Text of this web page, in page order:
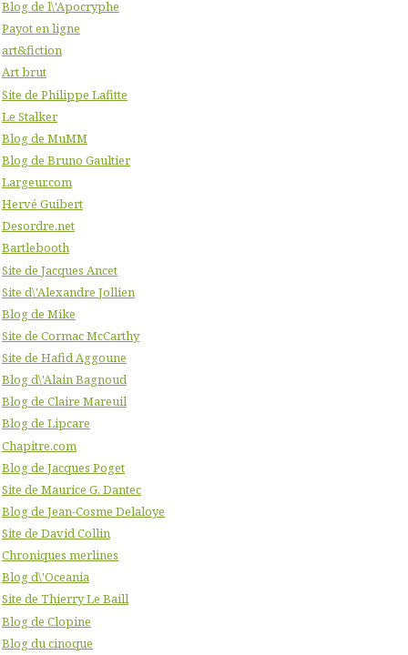
Blog de l\'Apocryphe
Payot en ligne
art&fiction
Art brut
Site de Philippe Lafitte
Le Stalker
Blog de MuMM
Blog de Bruno Gaultier
Largeur.com
Hervé Guibert
Desordre.net
Bartlebooth
Site de Jacques Ancet
Site d\'Alexandre Jollien
Blog de Mike
Site de Cormac McCarthy
Site de Hafid Aggoune
Blog d\'Alain Bagnoud
Blog de Claire Mareuil
Blog de Lipcare
Chapitre.com
Blog de Jacques Poget
Site de Maurice G. Dantec
Blog de Jean-Cosme Delaloye
Site de David Collin
Chroniques merlines
Blog d\'Oceania
Site de Thierry Le Baill
Blog de Clopine
Blog du cinoque